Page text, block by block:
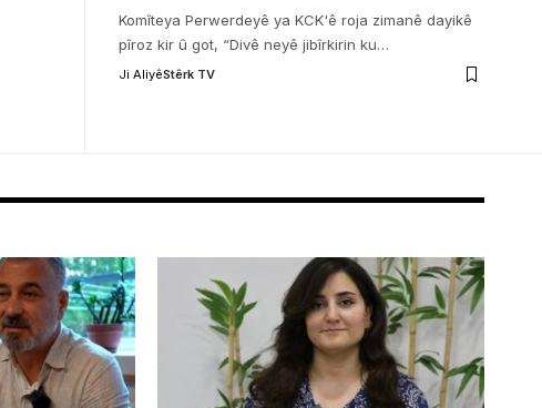
Komîteya Perwerdeyê ya KCK'ê roja zimanê dayikê
pîroz kir û got, “Divê neyê jibîrkirin ku…
Ji AliyêStêrk TV